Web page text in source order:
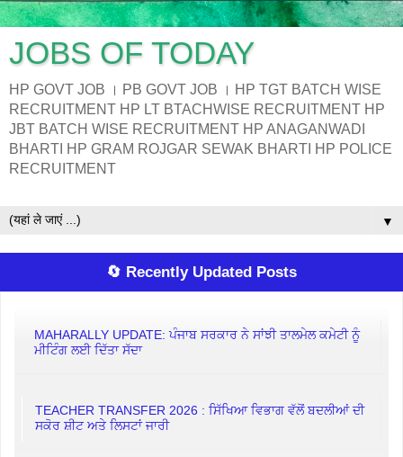
JOBS OF TODAY
HP GOVT JOB । PB GOVT JOB । HP TGT BATCH WISE
RECRUITMENT HP LT BTACHWISE RECRUITMENT HP
JBT BATCH WISE RECRUITMENT HP ANAGANWADI
BHARTI HP GRAM ROJGAR SEWAK BHARTI HP POLICE
RECRUITMENT
▼
🔄 Recently Updated Posts
MAHARALLY UPDATE: ਪੰਜਾਬ ਸਰਕਾਰ ਨੇ ਸਾਂਝੀ ਤਾਲਮੇਲ ਕਮੇਟੀ ਨੂੰ
ਮੀਟਿੰਗ ਲਈ ਦਿੱਤਾ ਸੱਦਾ
TEACHER TRANSFER 2026 : ਸਿੱਖਿਆ ਵਿਭਾਗ ਵੱਲੋਂ ਬਦਲੀਆਂ ਦੀ
ਸਕੋਰ ਸ਼ੀਟ ਅਤੇ ਲਿਸਟਾਂ ਜਾਰੀ